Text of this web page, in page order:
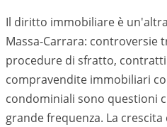
Il diritto immobiliare è
Massa-Carrara: controversie
procedure di sfratto,
compravendite immobiliari
condominiali sono questioni
grande frequenza. La